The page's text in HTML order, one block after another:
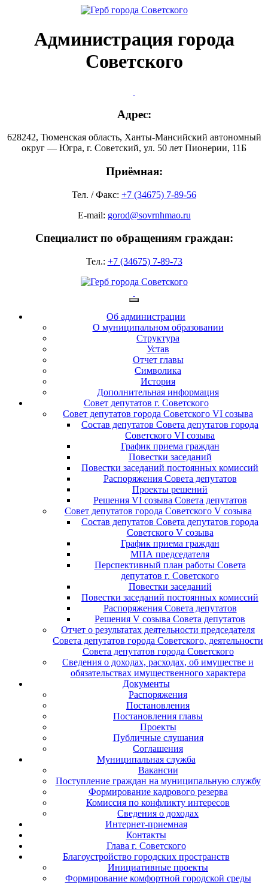
Администрация города
Советского
Адрес:
628242, Тюменская область, Ханты-Мансийский автономный
округ — Югра, г. Советский, ул. 50 лет Пионерии, 11Б
Приёмная:
Тел. / Факс: +7 (34675) 7-89-56
E-mail: gorod@sovrnhmao.ru
Специалист по обращениям граждан:
Тел.: +7 (34675) 7-89-73
Об администрации
О муниципальном образовании
Структура
Устав
Отчет главы
Символика
История
Дополнительная информация
Совет депутатов г. Советского
Совет депутатов города Советского VI созыва
Состав депутатов Совета депутатов города
Советского VI созыва
График приема граждан
Повестки заседаний
Повестки заседаний постоянных комиссий
Распоряжения Совета депутатов
Проекты решений
Решения VI созыва Совета депутатов
Совет депутатов города Советского V созыва
Состав депутатов Совета депутатов города
Советского V созыва
График приема граждан
МПА председателя
Перспективный план работы Совета
депутатов г. Советского
Повестки заседаний
Повестки заседаний постоянных комиссий
Распоряжения Совета депутатов
Решения V созыва Совета депутатов
Отчет о результатах деятельности председателя
Совета депутатов города Советского, деятельности
Совета депутатов города Советского
Сведения о доходах, расходах, об имуществе и
обязательствах имущественного характера
Документы
Распоряжения
Постановления
Постановления главы
Проекты
Публичные слушания
Соглашения
Муниципальная служба
Вакансии
Поступление граждан на муниципальную службу
Формирование кадрового резерва
Комиссия по конфликту интересов
Сведения о доходах
Интернет-приемная
Контакты
Глава г. Советского
Благоустройство городских пространств
Инициативные проекты
Формирование комфортной городской среды